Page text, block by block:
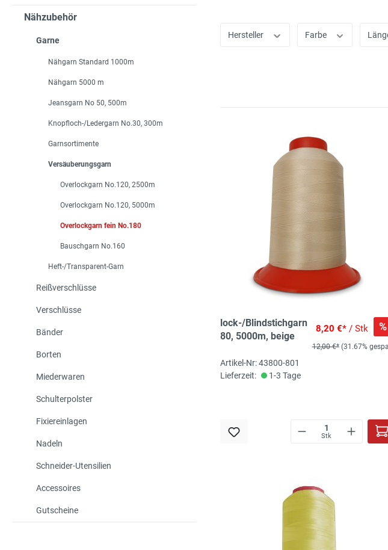
Nähzubehör
Garne
Nähgarn Standard 1000m
Nähgarn 5000 m
Jeansgarn No 50, 500m
Knopfloch-/Ledergarn No.30, 300m
Garnsortimente
Versäuberungsgarn
Overlockgarn No.120, 2500m
Overlockgarn No.120, 5000m
Overlockgarn fein No.180
Bauschgarn No.160
Heft-/Transparent-Garn
Reißverschlüsse
Verschlüsse
Bänder
Borten
Miederwaren
Schulterpolster
Fixiereinlagen
Nadeln
Schneider-Utensilien
Accessoires
Gutscheine
Hersteller Farbe
Overlock-/Blindstichgarn
Nr. 180, 5000m, beige
8,20 €*/ Stk %
12,00 €* (31.67%
Artikel-Nr: 43800-801
Lieferzeit:
1-3 Tage
Stk